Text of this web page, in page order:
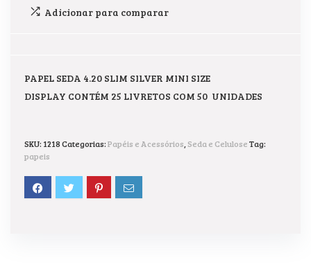
Adicionar para comparar
PAPEL SEDA 4.20 SLIM SILVER MINI SIZE
DISPLAY CONTÉM 25 LIVRETOS COM 50 UNIDADES
SKU: 1218Categorias:Papéis e Acessórios Seda e CeluloseTag:
papeis